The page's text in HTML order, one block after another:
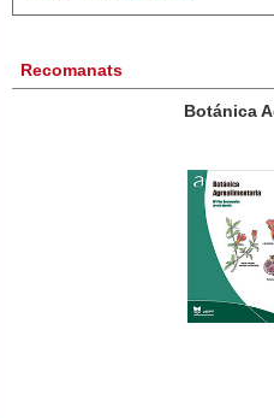
Recomanats
Botánica Agroalimentaria
IVA